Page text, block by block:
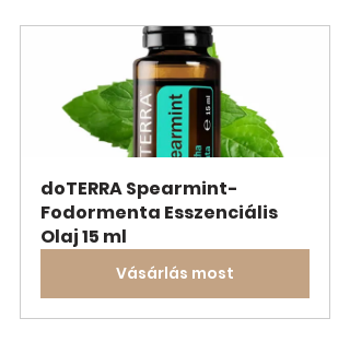
doTERRA Spearmint-
Fodormenta Esszenciális
Olaj 15 ml
Vásárlás most